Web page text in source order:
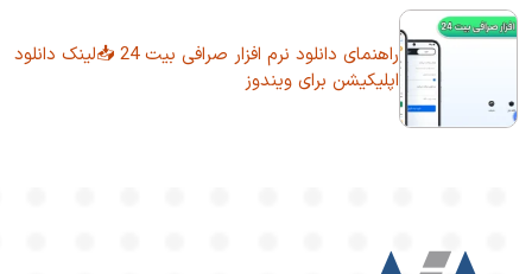
راهنمای دانلود نرم افزار صرافی بیت 24 📥لینک دانلود
اپلیکیشن برای ویندوز